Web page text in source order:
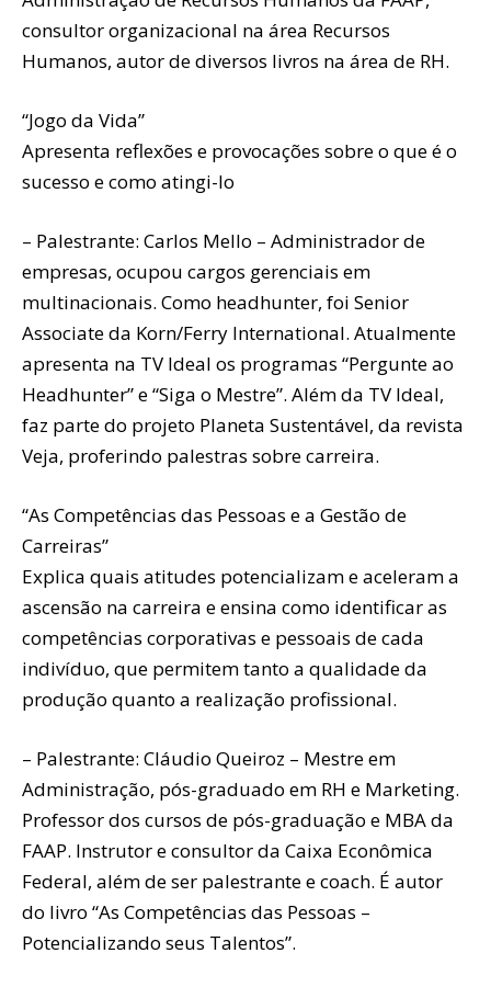
consultor organizacional na área Recursos
Humanos, autor de diversos livros na área de RH.
“Jogo da Vida”
Apresenta reflexões e provocações sobre o que é o
sucesso e como atingi-lo
– Palestrante: Carlos Mello – Administrador de
empresas, ocupou cargos gerenciais em
multinacionais. Como headhunter, foi Senior
Associate da Korn/Ferry International. Atualmente
apresenta na TV Ideal os programas “Pergunte ao
Headhunter” e “Siga o Mestre”. Além da TV Ideal,
faz parte do projeto Planeta Sustentável, da revista
Veja, proferindo palestras sobre carreira.
“As Competências das Pessoas e a Gestão de
Carreiras”
Explica quais atitudes potencializam e aceleram a
ascensão na carreira e ensina como identificar as
competências corporativas e pessoais de cada
indivíduo, que permitem tanto a qualidade da
produção quanto a realização profissional.
– Palestrante: Cláudio Queiroz – Mestre em
Administração, pós-graduado em RH e Marketing.
Professor dos cursos de pós-graduação e MBA da
FAAP. Instrutor e consultor da Caixa Econômica
Federal, além de ser palestrante e coach. É autor
do livro “As Competências das Pessoas –
Potencializando seus Talentos”.